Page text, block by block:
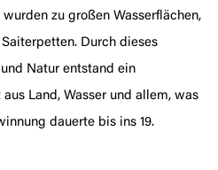
zu großen Wasserflächen,
Durch dieses
Natur entstand ein
Land, Wasser und allem, was
dauerte bis ins 19.